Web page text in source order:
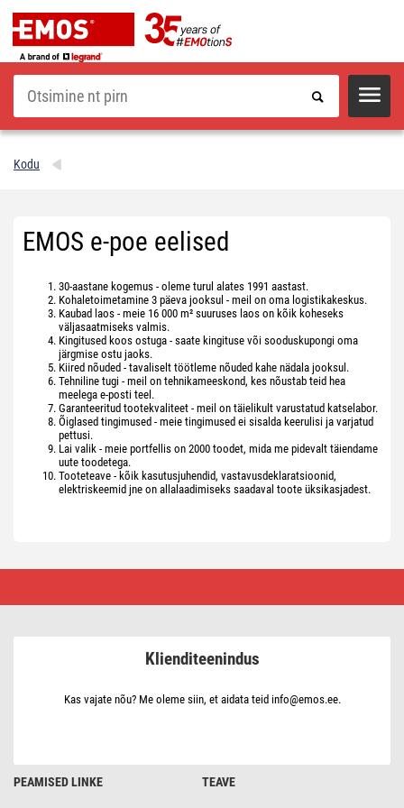
Otsi
Kodu
EMOS e-poe eelised
30-aastane kogemus - oleme turul alates 1991 aastast.
Kohaletoimetamine 3 päeva jooksul - meil on oma logistikakeskus.
Kaubad laos - meie 16 000 m² suuruses laos on kõik koheseks
väljasaatmiseks valmis.
Kingitused koos ostuga - saate kingituse või sooduskupongi oma
järgmise ostu jaoks.
Kiired nõuded - tavaliselt töötleme nõuded kahe nädala jooksul.
Tehniline tugi - meil on tehnikameeskond, kes nõustab teid hea
meelega e-posti teel.
Garanteeritud tootekvaliteet - meil on täielikult varustatud katselabor.
Õiglased tingimused - meie tingimused ei sisalda keerulisi ja varjatud
pettusi.
Lai valik - meie portfellis on 2000 toodet, mida me pidevalt täiendame
uute toodetega.
Tooteteave - kõik kasutusjuhendid, vastavusdeklaratsioonid,
elektriskeemid jne on allalaadimiseks saadaval toote üksikasjadest.
PEAMISED LINKE TEAVE
Klienditeenindus
Kas vajate nõu? Me oleme siin, et aidata teid info@emos.ee.